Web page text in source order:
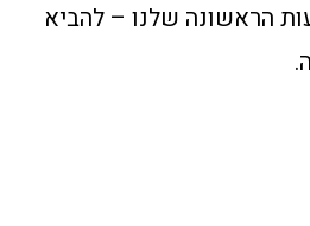
הראשונה שלנו – להביא